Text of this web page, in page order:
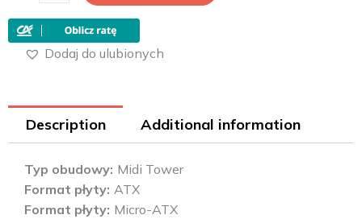
Dodaj do ulubionych
Description Additional information
Typ obudowy Midi Tower
Format płyty ATX
Format płyty Micro-ATX